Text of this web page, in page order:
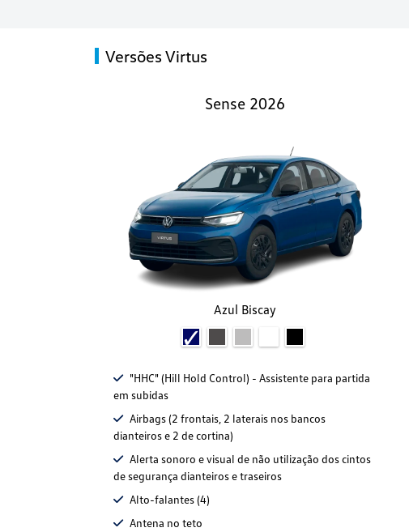
Versões Virtus
Sense 2026
Azul Biscay
"HHC" (Hill Hold Control) - Assistente para partida
em subidas
Airbags (2 frontais, 2 laterais nos bancos
dianteiros e 2 de cortina)
Alerta sonoro e visual de não utilização dos cintos
de segurança dianteiros e traseiros
Alto-falantes (4)
Antena no teto